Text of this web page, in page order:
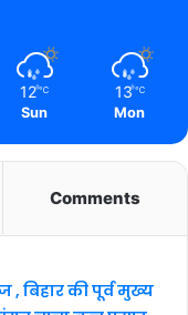
12 ℃
Sun
13 ℃
Mon
Comments
बिहार की पूर्व मुख्य